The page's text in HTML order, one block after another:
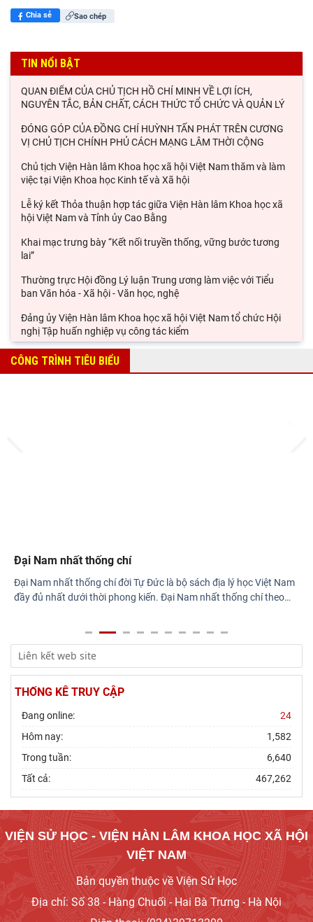
Chia sẻ Sao chép
TIN NỔI BẬT
QUAN ĐIỂM CỦA CHỦ TỊCH HỒ CHÍ MINH VỀ LỢI ÍCH,
NGUYÊN TẮC, BẢN CHẤT, CÁCH THỨC TỔ CHỨC VÀ QUẢN LÝ
ĐÓNG GÓP CỦA ĐỒNG CHÍ HUỲNH TẤN PHÁT TRÊN CƯƠNG
VỊ CHỦ TỊCH CHÍNH PHỦ CÁCH MẠNG LÂM THỜI CỘNG
Chủ tịch Viện Hàn lâm Khoa học xã hội Việt Nam thăm và làm
việc tại Viện Khoa học Kinh tế và Xã hội
Lễ ký kết Thỏa thuận hợp tác giữa Viện Hàn lâm Khoa học xã
hội Việt Nam và Tỉnh ủy Cao Bằng
Khai mạc trưng bày “Kết nối truyền thống, vững bước tương
lai”
Thường trực Hội đồng Lý luận Trung ương làm việc với Tiểu
ban Văn hóa - Xã hội - Văn học, nghệ
Đảng ủy Viện Hàn lâm Khoa học xã hội Việt Nam tổ chức Hội
nghị Tập huấn nghiệp vụ công tác kiểm
Viện Sử học tham gia Hội thảo khoa học quốc gia "Danh nhân
CÔNG TRÌNH TIÊU BIỂU
Đại Nam nhất thống chí
Đại Nam nhất thống chí đời Tự Đức là bộ sách địa lý học Việt Nam
đầy đủ nhất dưới thời phong kiến. Đại Nam nhất thống chí theo…
THỐNG KÊ TRUY CẬP
Đang online:
24
Hôm nay:
1,582
Trong tuần:
6,640
Tất cả:
467,262
VIỆN SỬ HỌC - VIỆN HÀN LÂM KHOA HỌC XÃ HỘI
VIỆT NAM
Bản quyền thuộc về Viện Sử Học
Địa chỉ: Số 38 - Hàng Chuối - Hai Bà Trưng - Hà Nội